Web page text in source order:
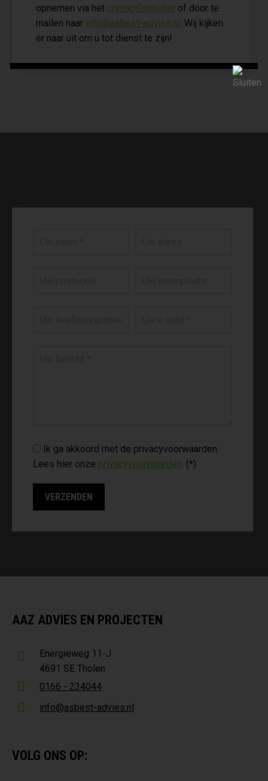
opnemen via het contactformulier of door te
mailen naar info@asbest-advies.nl. Wij kijken
er naar uit om u tot dienst te zijn!
Ik ga akkoord met de privacyvoorwaarden.
Lees hier onze privacyvoorwaarden. (*)
AAZ ADVIES EN PROJECTEN
Energieweg 11-J
4691 SE Tholen
0166 - 234044
info@asbest-advies.nl
VOLG ONS OP: